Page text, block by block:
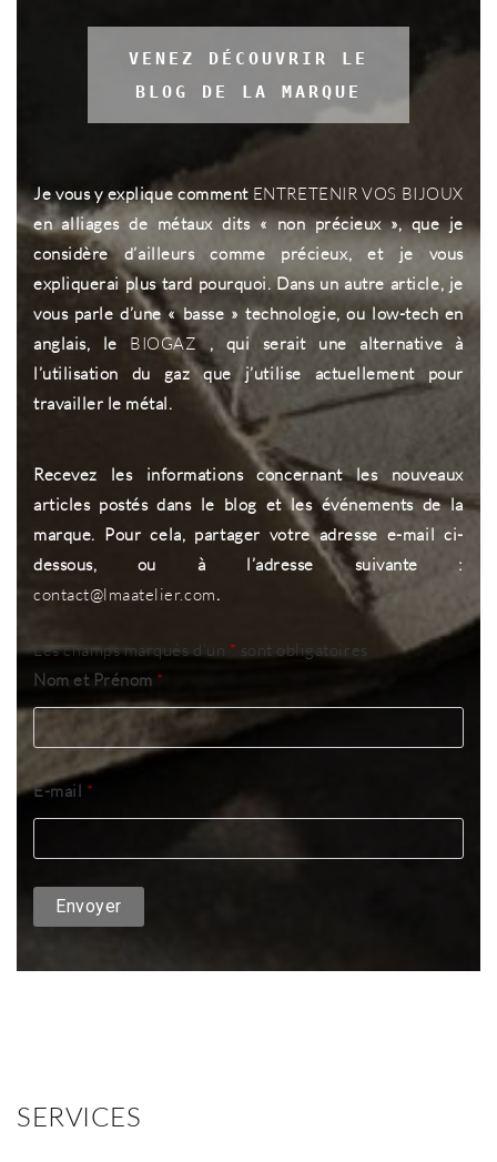
VENEZ DÉCOUVRIR LE
BLOG DE LA MARQUE
Je vous y explique comment ENTRETENIR VOS BIJOUX
en alliages de métaux dits « non précieux », que je
considère d’ailleurs comme précieux, et je vous
expliquerai plus tard pourquoi. Dans un autre article, je
vous parle d’une « basse » technologie, ou low-tech en
anglais, le BIOGAZ, qui serait une alternative à
l’utilisation du gaz que j’utilise actuellement pour
travailler le métal.
Recevez les informations concernant les nouveaux
articles postés dans le blog et lesévénements de la
marque. Pour cela, partager votre adresse e-mail ci-
dessous, ou à l’adresse suivante :
contact@lmaatelier.com.
Les champs marqués d’un * sont obligatoires
Nom et Prénom *
E-mail *
SERVICES